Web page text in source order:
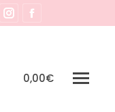
Instagram
page
new
page
in
0,00€